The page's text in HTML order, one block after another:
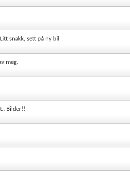
snakk, sett på ny bil
meg.
Bilder!!